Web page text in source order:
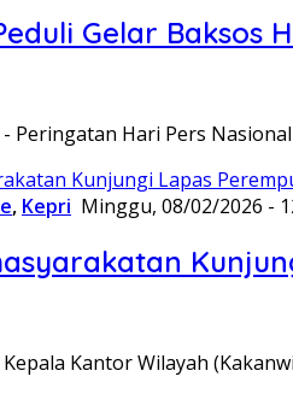
Gelar Baksos
- Peringatan Hari Pers
, Kepri Minggu, 08/02/2026 -
Kepala Kantor Wilayah